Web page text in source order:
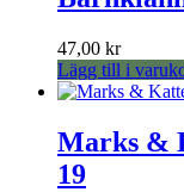
47,00 kr
Lägg till i
Marks &
19